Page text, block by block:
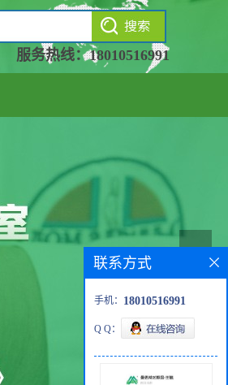
服务热线：18010516991
联系方式
手机： 18010516991
Q Q：